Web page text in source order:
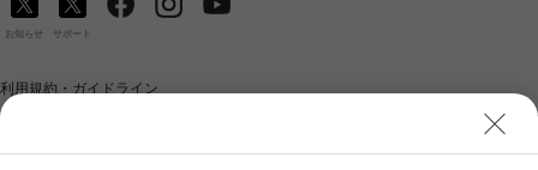
お知らせ サポート
利用規約・ガイドライン
ソフトバンク人権ポリシー